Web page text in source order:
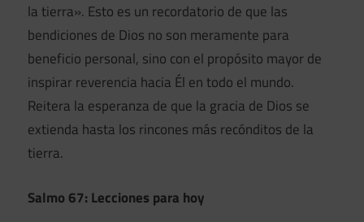
la tierra». Esto es un recordatorio de que las
bendiciones de Dios no son meramente para
beneficio personal, sino con el propósito mayor de
inspirar reverencia hacia Él en todo el mundo.
Reitera la esperanza de que la gracia de Dios se
extienda hasta los rincones más recónditos de la
tierra.
Salmo 67: Lecciones para hoy